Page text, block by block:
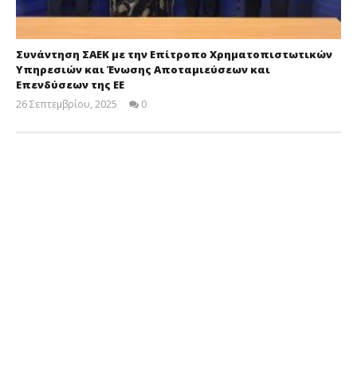
Συνάντηση ΣΑΕΚ με την Επίτροπο Χρηματοπιστωτικών
Υπηρεσιών και Ένωσης Αποταμιεύσεων και
Επενδύσεων της ΕΕ
26 Σεπτεμβρίου, 2025
Insurance
0